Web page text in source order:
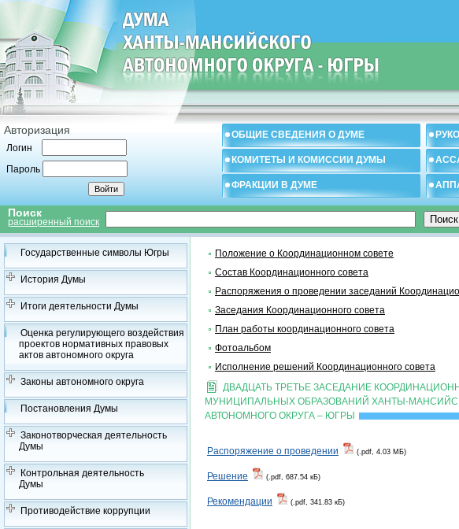
Авторизация
Логин
Пароль
ОБЩИЕ СВЕДЕНИЯ О ДУМЕ
КОМИТЕТЫ И КОМИССИИ ДУМЫ
ФРАКЦИИ В ДУМЕ
Поиск
расширенный поиск
Государственные символы Югры
История Думы
Итоги деятельности Думы
Оценка регулирующего воздействия
проектов нормативных правовых
актов автономного округа
Законы автономного округа
Постановления Думы
Законотворческая деятельность
Думы
Контрольная деятельность
Думы
Противодействие коррупции
Положение о Координационном совете
Состав Координационного совета
Распоряжения о проведении заседаний
Заседания Координационного cовета
План работы координационного совета
Фотоальбом
Исполнение решений Координационного совета
ДВАДЦАТЬ ТРЕТЬЕ ЗАСЕДАНИЕ
МУНИЦИПАЛЬНЫХ ОБРАЗОВАНИЙ ХАНТЫ-
АВТОНОМНОГО ОКРУГА – ЮГРЫ
Распоряжение о проведении
(.pdf, 4.03 МБ)
Решение (.pdf, 687.54 кБ)
Рекомендации (.pdf, 341.83 кБ)